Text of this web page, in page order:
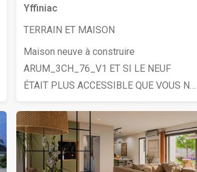
Yffiniac
TERRAIN ET MAISON
Maison neuve à construire
ARUM_3CH_76_V1 ET SI LE NEUF
ÉTAIT PLUS ACCESSIBLE QUE VOUS NE
depuis votre canapé ! Sans pression et
sans engagement. Pionnier du
configurateur maison en France, Maisons